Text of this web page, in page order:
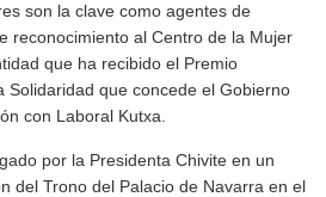
son la clave como agentes de
reconocimiento al Centro de la Mujer
que ha recibido el Premio
Solidaridad que concede el Gobierno
con Laboral Kutxa.
por la Presidenta Chivite en un
del Trono del Palacio de Navarra en el